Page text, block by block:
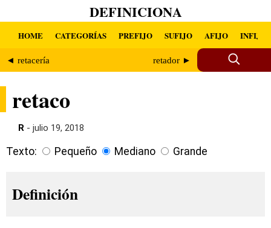
DEFINICIONA
HOME CATEGORÍAS PREFIJO SUFIJO AFIJO INFIJO
◄ retacería retador ►
retaco
R - julio 19, 2018
Texto: Pequeño Mediano Grande
Definición